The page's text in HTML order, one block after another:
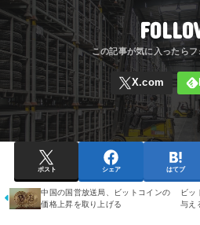
ポスト シェア はてブ
中国の国営放送局、ビットコインの
価格上昇を取り上げる
ビッ
与え